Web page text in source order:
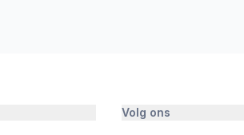
Volg ons